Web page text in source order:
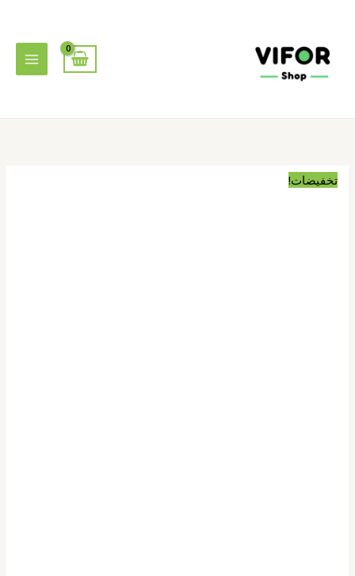
المحتوى
تخفيضات!